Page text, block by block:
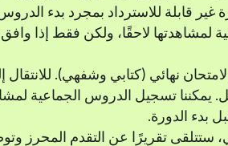
قابلة للاسترداد بمجرد بدء
لمشاهدتها لاحقًا، ولكن فقط إذا
على الأقل. يمكننا تسجيل الدروس
بدء الدورة.
ستتلقى تقريرًا عن التقدم المحرز